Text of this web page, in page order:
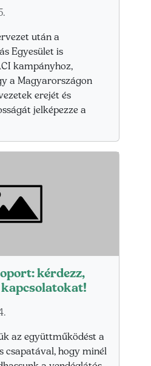
után a
Egyesület is
kampányhoz,
a Magyarországon
erejét és
jelképezze a
kérdezz,
az együttműködést a
csapatával, hogy minél